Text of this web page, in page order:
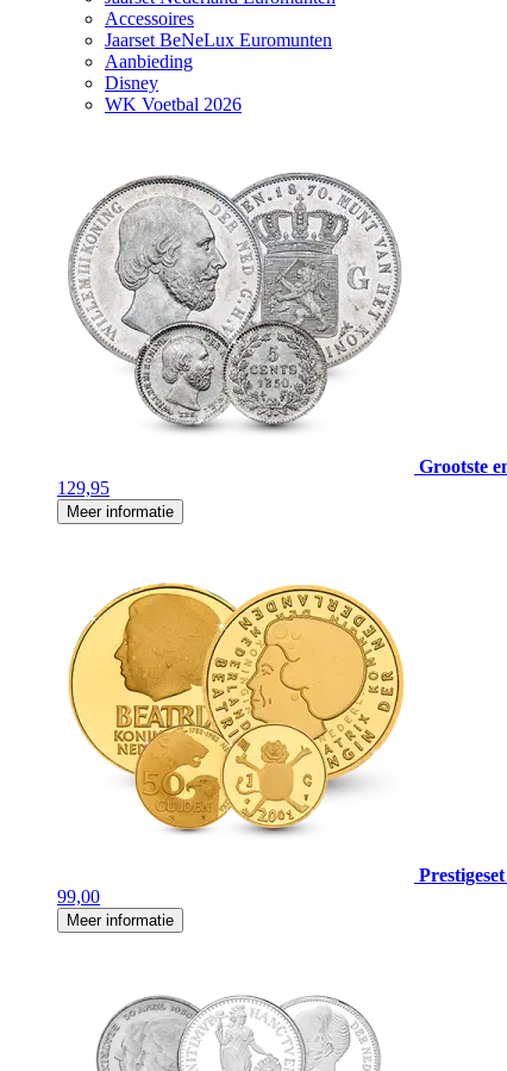
Accessoires
Jaarset BeNeLux Euromunten
Aanbieding
Disney
WK Voetbal 2026
Grootste
129,95
Meer informatie
99,00
Meer informatie